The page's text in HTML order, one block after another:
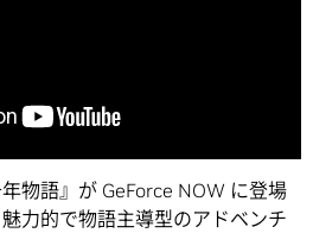
物語』が GeForce NOW に登場
力的で物語主導型のアドベンチ